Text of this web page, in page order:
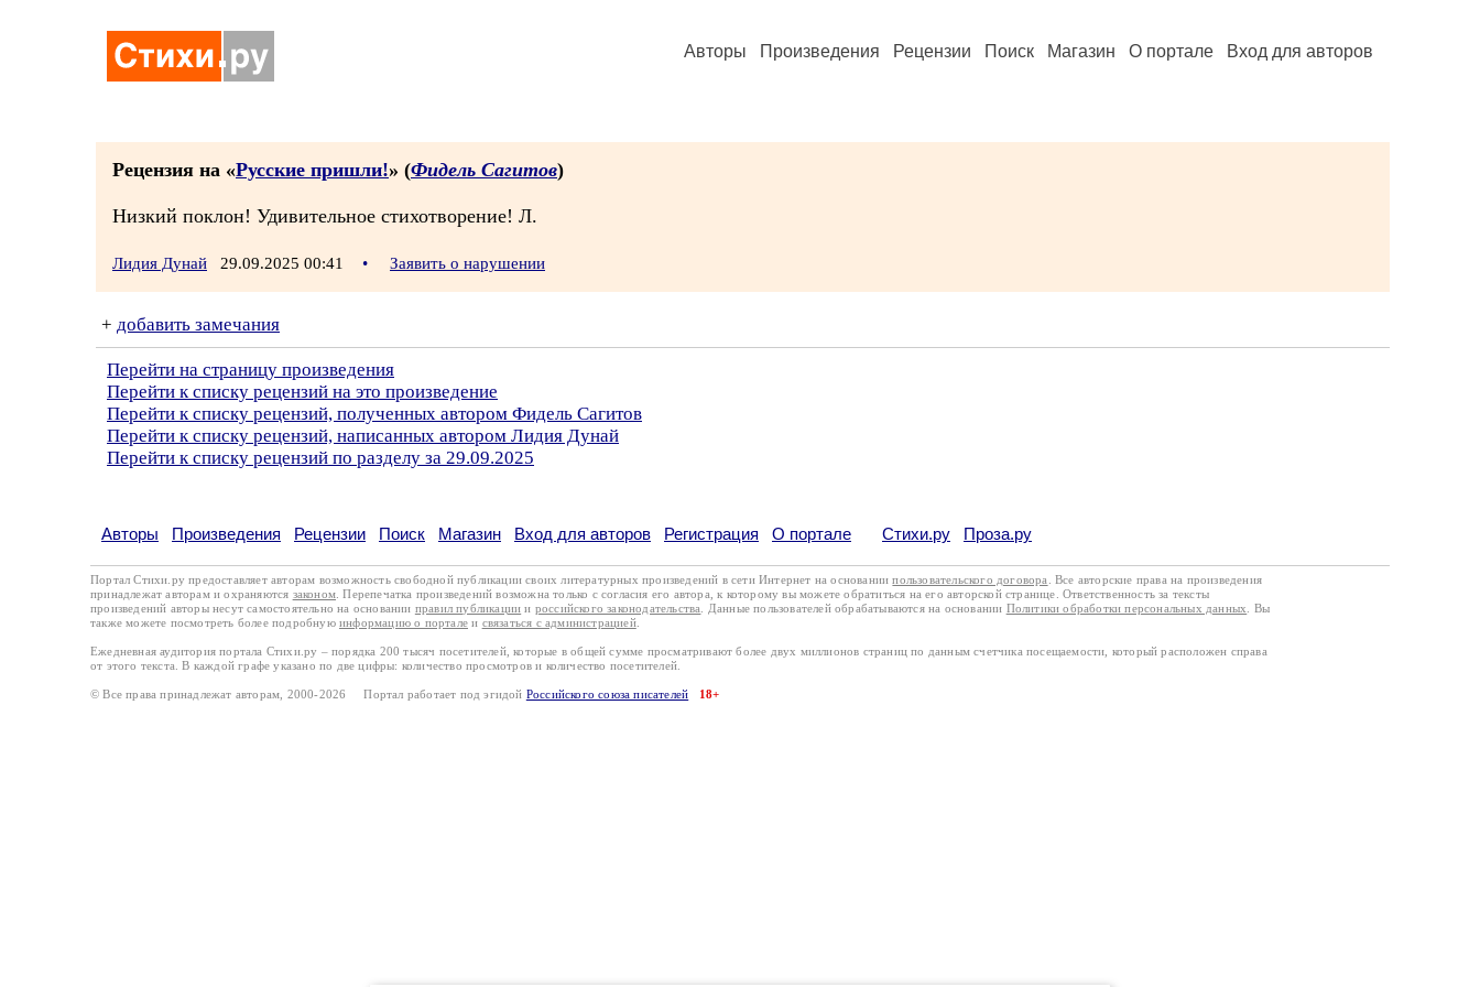
Авторы Произведения Рецензии Поиск Магазин О портале Вход для авторов
Рецензия на «Русские пришли!» (Фидель Сагитов)
Низкий поклон! Удивительное стихотворение! Л.
Лидия Дунай 29.09.2025 00:41 • Заявить о нарушении
+ добавить замечания
Перейти на страницу произведения
Перейти к списку рецензий на это произведение
Перейти к списку рецензий, полученных автором Фидель Сагитов
Перейти к списку рецензий, написанных автором Лидия Дунай
Перейти к списку рецензий по разделу за 29.09.2025
Авторы Произведения Рецензии Поиск Магазин Вход для авторов Регистрация О портале Стихи.ру Проза.ру
Портал Стихи.ру предоставляет авторам возможность свободной публикации своих литературных произведений в сети Интернет на основаниипользовательского договора
. Все авторские права на произведения
принадлежат авторам и охраняются законом . Перепечатка произведений возможна только с согласия его автора, к которому вы можете обратиться на его авторской странице. Ответственность за тексты
произведений авторы несут самостоятельно на основании правил публикации и российского законодательства . Данные пользователей обрабатываются на основании Политики обработки персональных данных
. Вы
также можете посмотреть более подробную информацию о портале и связаться с администрацией.
Ежедневная аудитория портала Стихи.ру – порядка 200 тысяч посетителей, которые в общей сумме просматривают более двух миллионов страниц по данным счетчика посещаемости, который расположен справа
от этого текста. В каждой графе указано по две цифры: количество просмотров и количество посетителей.
© Все права принадлежат авторам, 2000-2026 Портал работает под эгидой Российского союза писателей 18+